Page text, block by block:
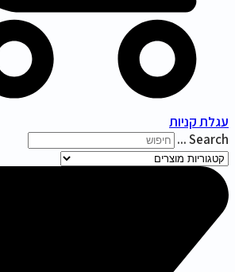
עגלת קניות
Search ...